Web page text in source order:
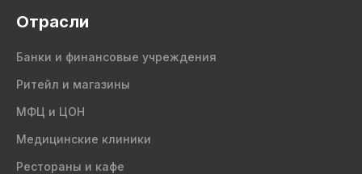
Отрасли
Банки и финансовые учреждения
Ритейл и магазины
МФЦ и ЦОН
Медицинские клиники
Рестораны и кафе